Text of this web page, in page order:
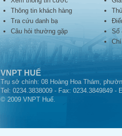
Thông tin khách hàng
Tra cứu danh bạ
Câu hỏi thường gặp
Số
VNPT HUẾ
Trụ sở chính: 08 Hoàng Hoa Thám,
Tel: 0234.3838009 - Fax: 0234.3849849 -
© 2009 VNPT Huế.